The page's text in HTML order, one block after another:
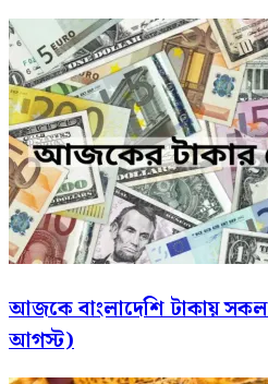
আজকে বাংলাদেশি টাকায়
আগস্ট)